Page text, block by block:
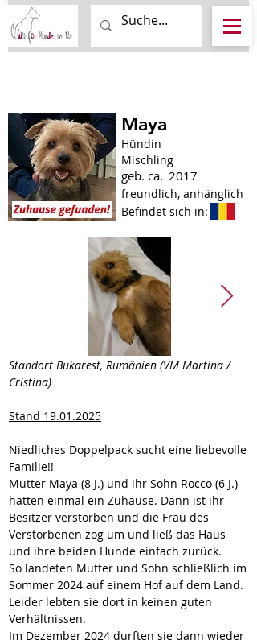
Maya
Hündin
Mischling
geb. ca. 2017
freundlich, anhänglich
Befindet sich in:
Standort Bukarest, Rumänien (VM Martina /
Cristina)
Stand 19.01.2025
Niedliches Doppelpack sucht eine liebevolle
Familie!!
Mutter Maya (8 J.) und ihr Sohn Rocco (6 J.)
hatten einmal ein Zuhause. Dann ist ihr
Besitzer verstorben und die Frau des
Verstorbenen zog um und ließ das Haus
und ihre beiden Hunde einfach zurück.
So landeten Mutter und Sohn schließlich im
Sommer 2024 auf einem Hof auf dem Land.
Leider lebten sie dort in keinen guten
Verhältnissen.
Im Dezember 2024 durften sie dann wieder